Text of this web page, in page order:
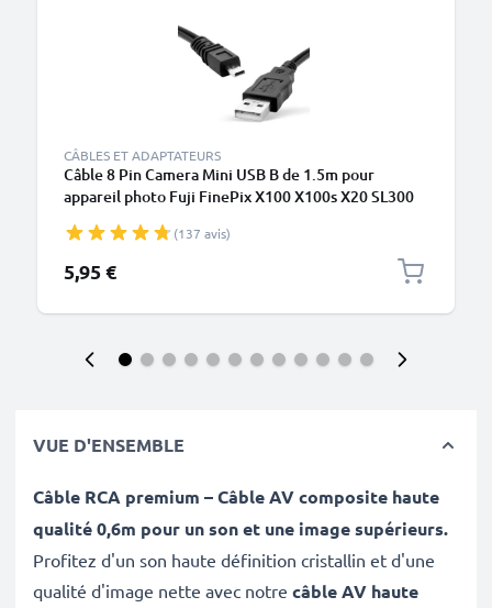
CÂBLES ET ADAPTATEURS
Câble 8 Pin Camera Mini USB B de 1.5m pour
appareil photo Fuji FinePix X100 X100s X20 SL300
T595 transfert de données noir PVC
(137 avis)
5,95 €
VUE D'ENSEMBLE
Câble RCA premium – Câble AV composite haute
qualité 0,6m pour un son et une image supérieurs.
Profitez d'un son haute définition cristallin et d'une
qualité d'image nette avec notre câble AV haute